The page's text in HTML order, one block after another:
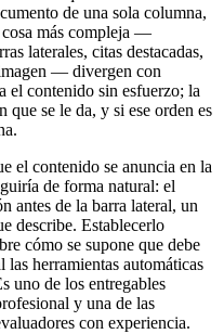
de una sola columna,
más compleja —
laterales, citas destacadas,
— divergen con
el contenido sin esfuerzo; la
que se le da, y si ese orden es
el contenido se anuncia en la
de forma natural: el
antes de la barra lateral, un
describe. Establecerlo
cómo se supone que debe
herramientas automáticas
uno de los entregables
y una de las
con experiencia.